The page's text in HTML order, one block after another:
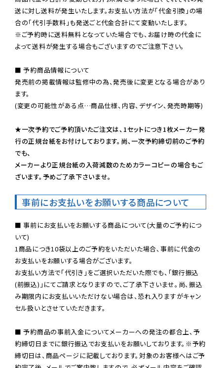
送に対し送料が発生いたします。お支払い方法が「代金引換」の場
※ご予約時に送料無料となっていた場合でも、お届け時の代金に
よって送料が発生する場合もございますのでご注意下さい。
■ 予約商品情報について
発売前の掲載情報は監修中の為、発売後に変更となる場合があり
ます。
(変更の可能性がある点…商品仕様、内容、デザイン、発売時期等)
★一次予約でご予約頂いたご注文は、1セットにつき1枚メーカー発
行の正規台紙をお付けしております。尚、一次予約締切前のご予約
でも、
メーカーより正規台紙の入荷減数のためカラーコピーの場合もご
ざいます。予めご了承下さいませ。
事前にお支払いをお願いする商品について
■ 事前にお支払いをお願いする商品について(大量のご予約につ
いて)
1商品につき10袋以上のご予約をいただいた場合、事前に代金の
お支払いをお願いする場合がございます。
お支払い方法で「代引き」をご選択いただいた際でも、「銀行振込
(前振込)」にてご請求となりますので、ご了承下さいませ。尚、振込
み期限内にお支払いいただけない場合は、恐れ入りますがキャン
セル扱いとさせていただきます。
■ 予約商品の事前入金についてメーカーへの発注の都合上、予
約締切日までに銀行振込でお支払いをお願いしております。※予約
締切日は、商品ページに記載しております。対象のお客様へはご予